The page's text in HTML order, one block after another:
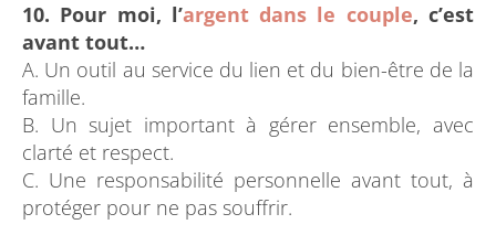
10. Pour moi, l’argent dans le couple, c’est
avant tout…
A. Un outil au service du lien et du bien-être de la
famille.
B. Un sujet important à gérer ensemble, avec
clarté et respect.
C. Une responsabilité personnelle avant tout, à
protéger pour ne pas souffrir.